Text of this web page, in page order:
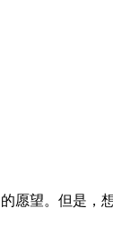
望。但是，